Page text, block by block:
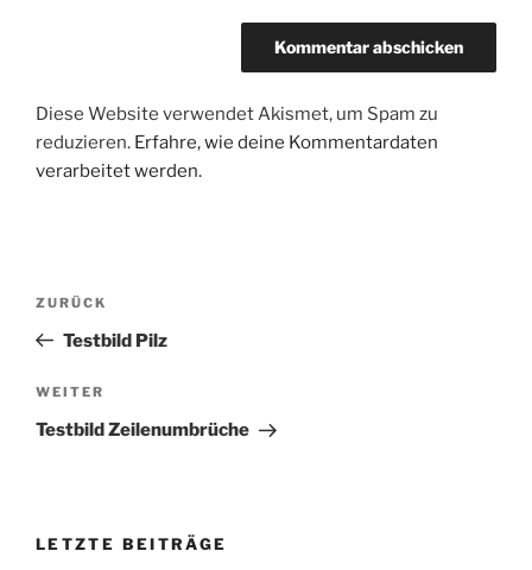
Diese Website verwendet Akismet, um Spam zu
reduzieren. Erfahre, wie deine Kommentardaten
verarbeitet werden.
Beitragsnavigation
Vorheriger
Beitrag
ZURÜCK
Testbild Pilz
Nächster
Beitrag
WEITER
Testbild Zeilenumbrüche
LETZTE BEITRÄGE